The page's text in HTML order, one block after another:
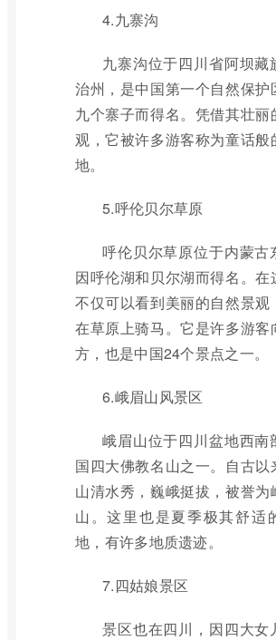
4.九寨沟
九寨沟位于四川省阿坝藏
治州，是中国第一个自然保护
九个寨子而得名。凭借其壮丽
观，它被许多游客称为童话般
地。
5.呼伦贝尔草原
呼伦贝尔草原位于内蒙古
因呼伦湖和贝尔湖而得名。在
不仅可以看到美丽的自然景观
在草原上骑马。它是许多游客
方，也是中国24个景点之一。
6.峨眉山风景区
峨眉山位于四川盆地西南
国四大佛教名山之一。自古以
山清水秀，巍峨挺拔，被誉为
山。这里也是夏季极其舒适
地，有许多地质遗迹。
7.四姑娘景区
景区也在四川，因四大女